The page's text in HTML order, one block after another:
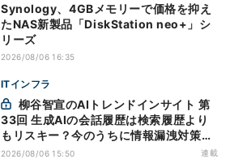
Synology、4GBメモリーで価格を抑え
たNAS新製品「DiskStation neo+」シ
リーズ
2026/08/06 16:35
ITインフラ
33回 生成AIの会話履歴は検索履歴より
もリスキー？今のうちに情報漏洩対策を
万全にしておこう
2026/08/06 15:50 連載